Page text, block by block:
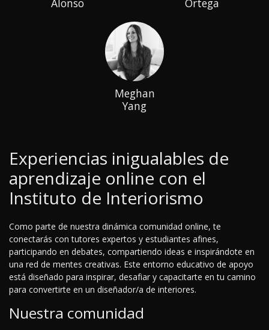
Alonso
Ortega
Meghan
Yang
Experiencias inigualables de
aprendizaje online con el
Instituto de Interiorismo
Como parte de nuestra dinámica comunidad online, te
conectarás con tutores expertos y estudiantes afines,
participando en debates, compartiendo ideas e inspirándote en
una red de mentes creativas. Este entorno educativo de apoyo
está diseñado para inspirar, desafiar y capacitarte en tu camino
para convertirte en un diseñador/a de interiores.
Nuestra comunidad